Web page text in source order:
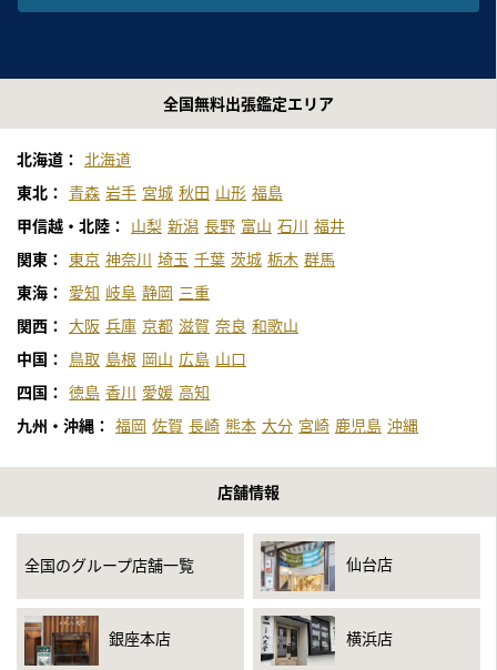
全国無料出張鑑定エリア
北海道： 北海道
東北： 青森 岩手 宮城 秋田 山形 福島
甲信越・北陸：
山梨 新潟 長野 富山 石川 福井
関東：
東京 神奈川 埼玉 千葉 茨城 栃木 群馬
東海：
愛知 岐阜 静岡 三重
関西： 大阪 兵庫 京都 滋賀 奈良 和歌山
中国：
鳥取 島根 岡山 広島 山口
四国： 徳島 香川 愛媛 高知
九州・沖縄： 福岡 佐賀 長崎 熊本 大分 宮崎 鹿児島 沖縄
店舗情報
全国のグループ店舗一覧 仙台店
銀座本店 横浜店